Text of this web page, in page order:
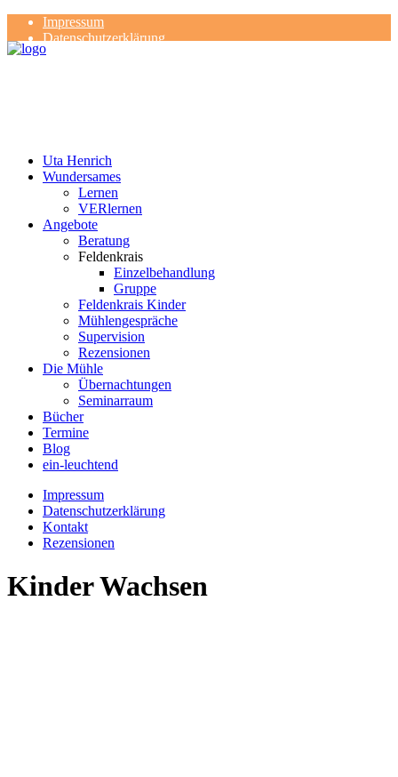
Impressum
Datenschutzerklärung
Kontakt
Uta Henrich
Wundersames
Lernen
VERlernen
Angebote
Beratung
Feldenkrais
Einzelbehandlung
Gruppe
Feldenkrais Kinder
Mühlengespräche
Supervision
Rezensionen
Die Mühle
Übernachtungen
Seminarraum
Bücher
Termine
Blog
ein-leuchtend
Impressum
Datenschutzerklärung
Kontakt
Rezensionen
Kinder Wachsen